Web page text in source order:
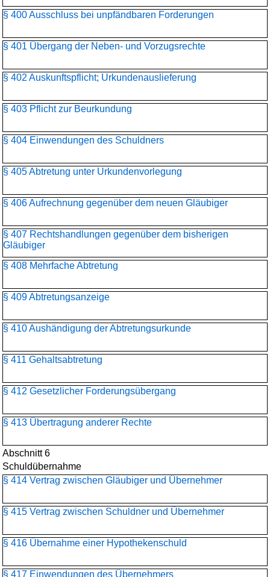
§ 400 Ausschluss bei unpfändbaren Forderungen
§ 401 Übergang der Neben- und Vorzugsrechte
§ 402 Auskunftspflicht; Urkundenauslieferung
§ 403 Pflicht zur Beurkundung
§ 404 Einwendungen des Schuldners
§ 405 Abtretung unter Urkundenvorlegung
§ 406 Aufrechnung gegenüber dem neuen Gläubiger
§ 407 Rechtshandlungen gegenüber dem bisherigen
Gläubiger
§ 408 Mehrfache Abtretung
§ 409 Abtretungsanzeige
§ 410 Aushändigung der Abtretungsurkunde
§ 411 Gehaltsabtretung
§ 412 Gesetzlicher Forderungsübergang
§ 413 Übertragung anderer Rechte
Abschnitt 6
Schuldübernahme
§ 414 Vertrag zwischen Gläubiger und Übernehmer
§ 415 Vertrag zwischen Schuldner und Übernehmer
§ 416 Übernahme einer Hypothekenschuld
§ 417 Einwendungen des Übernehmers